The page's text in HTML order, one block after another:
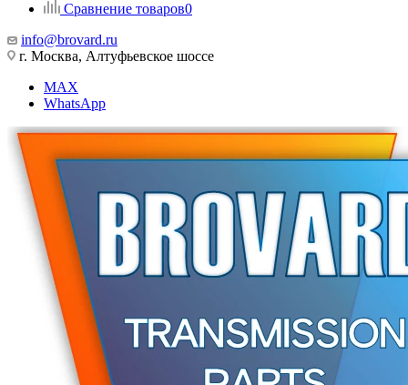
Сравнение товаров0
info@brovard.ru
г. Москва, Алтуфьевское шоссе
MAX
WhatsApp